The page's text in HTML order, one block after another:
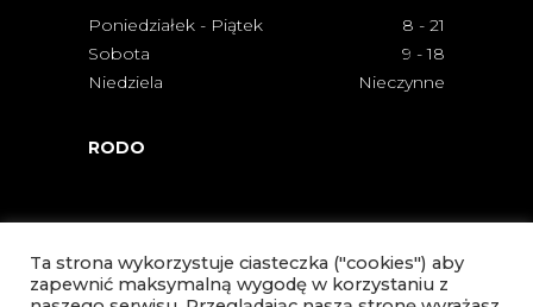
Poniedziałek - Piątek 8 - 21
Sobota
9 - 18
Niedziela
Nieczynne
RODO
Ta strona wykorzystuje ciasteczka ("cookies") aby
zapewnić maksymalną wygodę w korzystaniu z